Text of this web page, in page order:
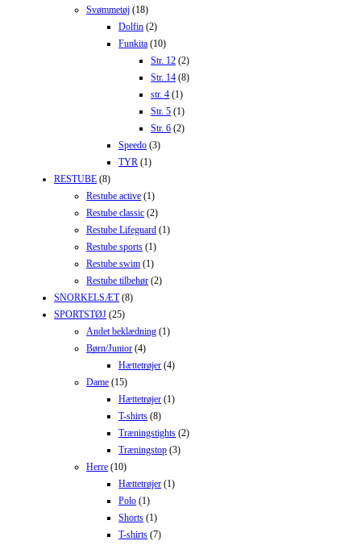
Svømmetøj (18)
Dolfin (2)
Funkita (10)
Str. 12 (2)
Str. 14 (8)
str. 4 (1)
Str. 5 (1)
Str. 6 (2)
Speedo (3)
TYR (1)
RESTUBE (8)
Restube active (1)
Restube classic (2)
Restube Lifeguard (1)
Restube sports (1)
Restube swim (1)
Restube tilbehør (2)
SNORKELSÆT (8)
SPORTSTØJ (25)
Andet beklædning (1)
Børn/Junior (4)
Hættetrøjer (4)
Dame (15)
Hættetrøjer (1)
T-shirts (8)
Træningstights (2)
Træningstop (3)
Herre (10)
Hættetrøjer (1)
Polo (1)
Shorts (1)
T-shirts (7)